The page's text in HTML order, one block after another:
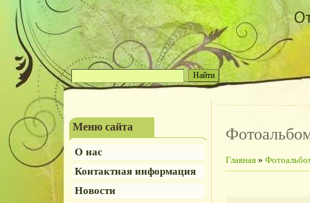
Меню сайта
О нас
Контактная информация
Новости
Главная »